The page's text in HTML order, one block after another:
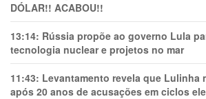
DÓLAR!! ACABOU!!
13:14: Rússia propõe ao governo Lula
tecnologia nuclear e projetos no mar
11:43: Levantamento revela que Lulinha
após 20 anos de acusações em ciclos